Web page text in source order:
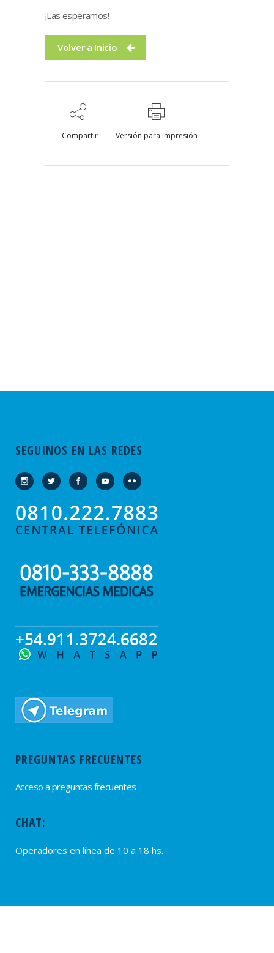
¡Las esperamos!
Volver a Inicio
Compartir Versión para impresión
SEGUINOS EN LAS REDES
PREGUNTAS FRECUENTES
Acceso a preguntas frecuentes
CHAT:
Operadores en línea de 10 a 18 hs.
PROVEEDORES